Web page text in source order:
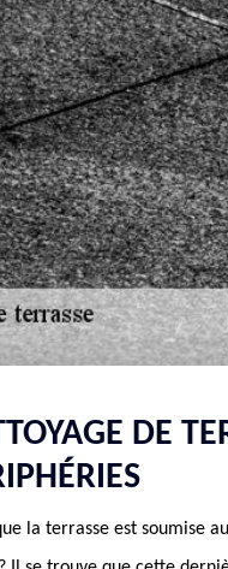
DE
la terrasse est soumise